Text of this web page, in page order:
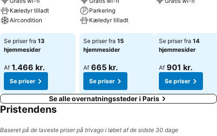
Kæledyr tilladt
Aircondition
Se priser
Se priser fra 13
hjemmesider
Af 1.466 kr.
Se priser
Parkering
Kæledyr tilladt
Se priser
Se priser fra 15
hjemmesider
Af 665 kr.
Se priser
Se priser fra 14
hjemmesider
Af 901 kr.
Se priser
Se alle overnatningssteder i Paris
Pristendens
Baseret på de laveste priser på trivago i løbet af de sidste 30 dage